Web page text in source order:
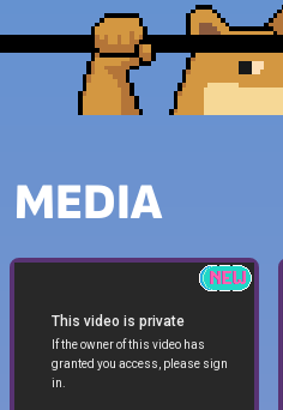
MEDIA